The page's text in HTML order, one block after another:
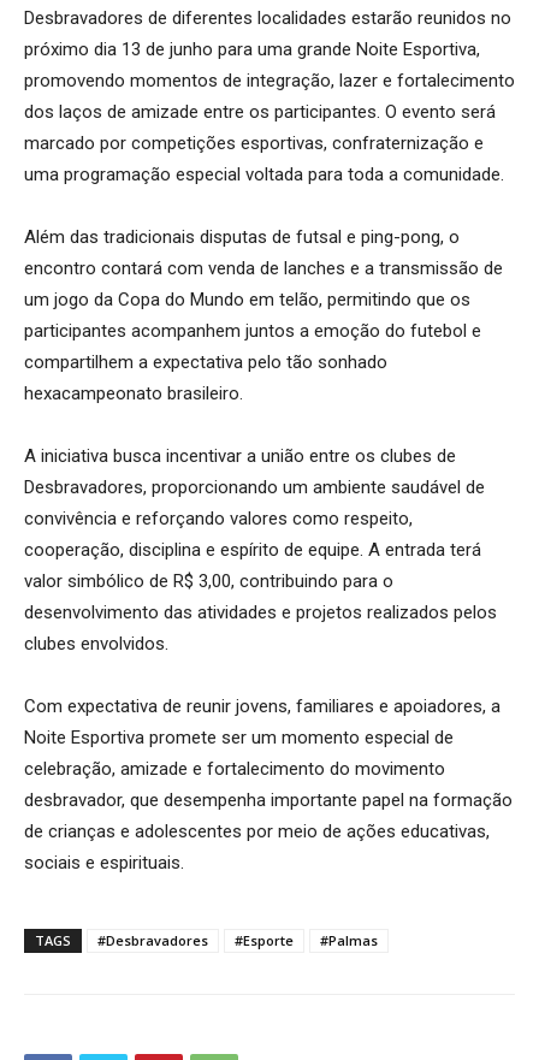
Desbravadores de diferentes localidades estarão reunidos no
próximo dia 13 de junho para uma grande Noite Esportiva,
promovendo momentos de integração, lazer e fortalecimento
dos laços de amizade entre os participantes. O evento será
marcado por competições esportivas, confraternização e
uma programação especial voltada para toda a comunidade.
Além das tradicionais disputas de futsal e ping-pong, o
encontro contará com venda de lanches e a transmissão de
um jogo da Copa do Mundo em telão, permitindo que os
participantes acompanhem juntos a emoção do futebol e
compartilhem a expectativa pelo tão sonhado
hexacampeonato brasileiro.
A iniciativa busca incentivar a união entre os clubes de
Desbravadores, proporcionando um ambiente saudável de
convivência e reforçando valores como respeito,
cooperação, disciplina e espírito de equipe. A entrada terá
valor simbólico de R$ 3,00, contribuindo para o
desenvolvimento das atividades e projetos realizados pelos
clubes envolvidos.
Com expectativa de reunir jovens, familiares e apoiadores, a
Noite Esportiva promete ser um momento especial de
celebração, amizade e fortalecimento do movimento
desbravador, que desempenha importante papel na formação
de crianças e adolescentes por meio de ações educativas,
sociais e espirituais.
TAGS #Desbravadores #Esporte #Palmas